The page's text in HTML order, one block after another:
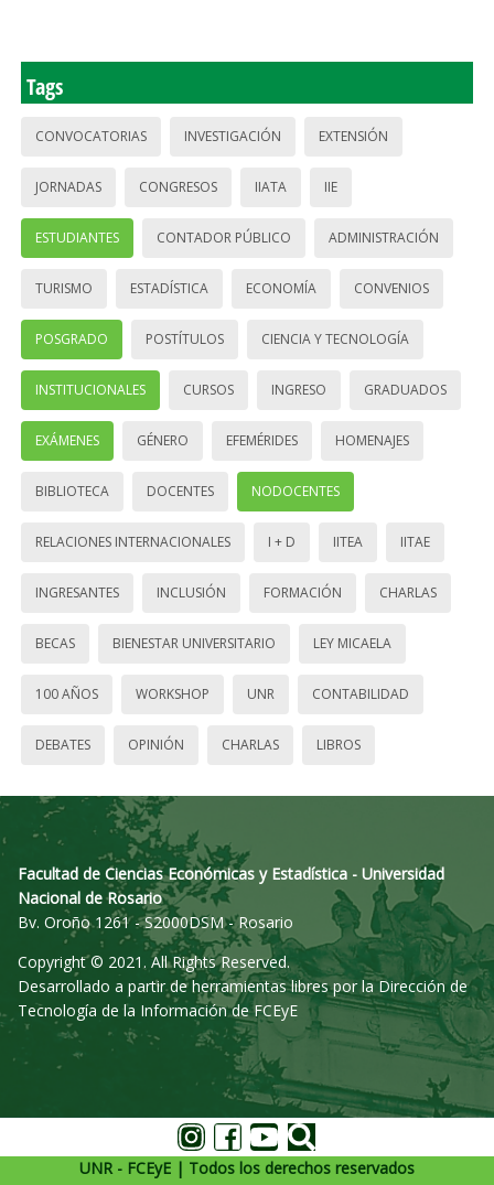
Tags
CONVOCATORIAS INVESTIGACIÓN EXTENSIÓN
JORNADAS CONGRESOS IIATA IIE
ESTUDIANTES CONTADOR PÚBLICO ADMINISTRACIÓN
TURISMO ESTADÍSTICA ECONOMÍA CONVENIOS
POSGRADO POSTÍTULOS CIENCIA Y TECNOLOGÍA
INSTITUCIONALES CURSOS INGRESO GRADUADOS
EXÁMENES GÉNERO EFEMÉRIDES HOMENAJES
BIBLIOTECA DOCENTES NODOCENTES
RELACIONES INTERNACIONALES I + D IITEA IITAE
INGRESANTES INCLUSIÓN FORMACIÓN CHARLAS
BECAS BIENESTAR UNIVERSITARIO LEY MICAELA
100 AÑOS WORKSHOP UNR CONTABILIDAD
DEBATES OPINIÓN CHARLAS LIBROS
Facultad de Ciencias Económicas y Estadística - Universidad
Nacional de Rosario
Bv. Oroño 1261 - S2000DSM - Rosario
Copyright © 2021. All Rights Reserved.
Desarrollado a partir de herramientas libres por la Dirección de
Tecnología de la Información de FCEyE
UNR - FCEyE | Todos los derechos reservados